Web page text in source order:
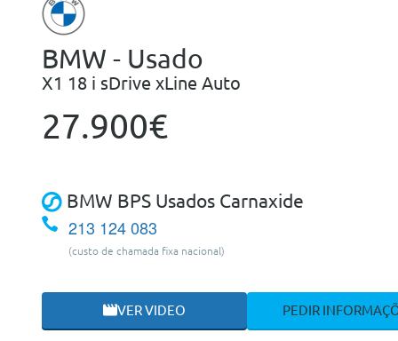
BMW - Usado
X1 18 i sDrive xLine Auto
27.900€
BMW BPS Usados Carnaxide
213 124 083
(custo de chamada fixa nacional)
VER VIDEO PEDIR